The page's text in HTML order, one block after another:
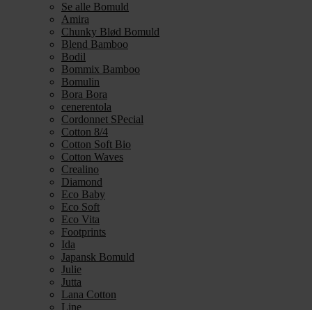
Se alle Bomuld
Amira
Chunky Blød Bomuld
Blend Bamboo
Bodil
Bommix Bamboo
Bomulin
Bora Bora
cenerentola
Cordonnet SPecial
Cotton 8/4
Cotton Soft Bio
Cotton Waves
Crealino
Diamond
Eco Baby
Eco Soft
Eco Vita
Footprints
Ida
Japansk Bomuld
Julie
Jutta
Lana Cotton
Line